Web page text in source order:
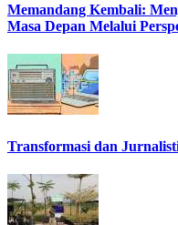
Memandang Kembali:
Masa Depan Melalui
Transformasi dan